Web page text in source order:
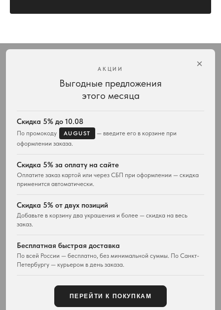
×
АКЦИИ
Выгодные предложения
этого месяца
Скидка 5% до 10.08
По промокоду AUGUST
— введите его в корзине при
оформлении заказа.
Скидка 5% за оплату на сайте
Оплатите заказ картой или через СБП при оформлении — скидка
применится автоматически.
Скидка 5% от двух позиций
Добавьте в корзину два украшения и более — скидка на весь
заказ.
Бесплатная быстрая доставка
По всей России — бесплатно, без минимальной суммы. По Санкт-
Петербургу — курьером в день заказа.
ПЕРЕЙТИ К ПОКУПКАМ
Интернет-магазин украшений Vivienne Westwood с доставкой по всей России
Весь ассортимент
Подвески и ожерелья
Серьги
Кольца
Часы
Сумки
ПОКУПАТЕЛЯМ
Доставка
Возврат товара
Отзывы покупателей
Контакты
Карта сайта
О магазине
Новости и проекты
Все материалы